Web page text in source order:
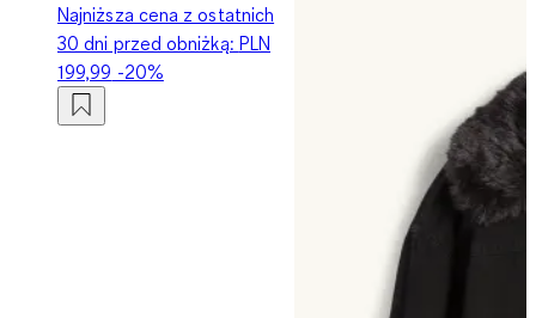
Najniższa cena z ostatnich
30 dni przed obniżką: PLN
199,99 -20%